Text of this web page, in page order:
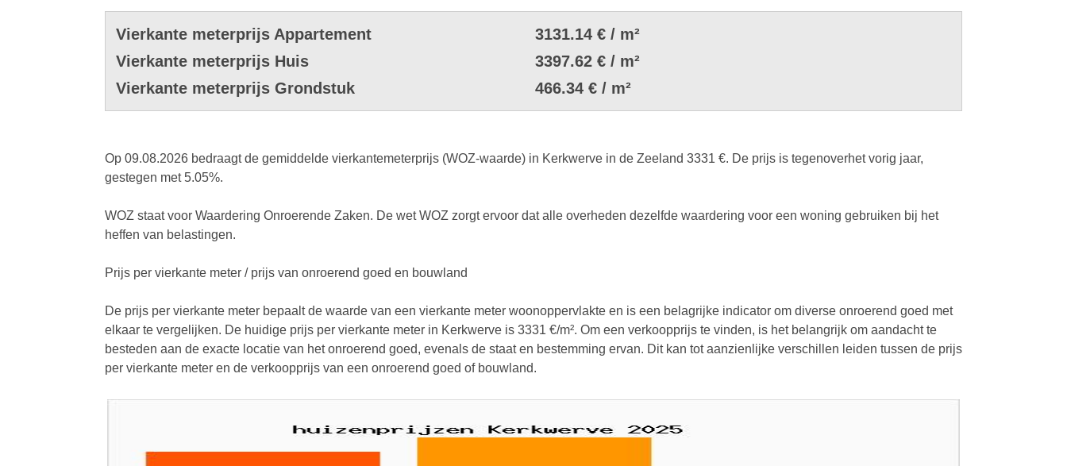
Vierkante meterprijs Appartement
3131.14 € / m²
Vierkante meterprijs Huis
3397.62 € / m²
Vierkante meterprijs Grondstuk
466.34 € / m²
Op 09.08.2026 bedraagt de gemiddelde vierkantemeterprijs (WOZ-waarde) in Kerkwerve in de Zeeland 3331 €. De prijs is tegenoverhet vorig jaar,
gestegen met 5.05%.
WOZ staat voor Waardering Onroerende Zaken. De wet WOZ zorgt ervoor dat alle overheden dezelfde waardering voor een woning gebruiken bij het
heffen van belastingen.
Prijs per vierkante meter / prijs van onroerend goed en bouwland
De prijs per vierkante meter bepaalt de waarde van een vierkante meter woonoppervlakte en is een belagrijke indicator om diverse onroerend goed met
elkaar te vergelijken. De huidige prijs per vierkante meter in Kerkwerve is 3331 €/m². Om een verkoopprijs te vinden, is het belangrijk om aandacht te
besteden aan de exacte locatie van het onroerend goed, evenals de staat en bestemming ervan. Dit kan tot aanzienlijke verschillen leiden tussen de prijs
per vierkante meter en de verkoopprijs van een onroerend goed of bouwland.